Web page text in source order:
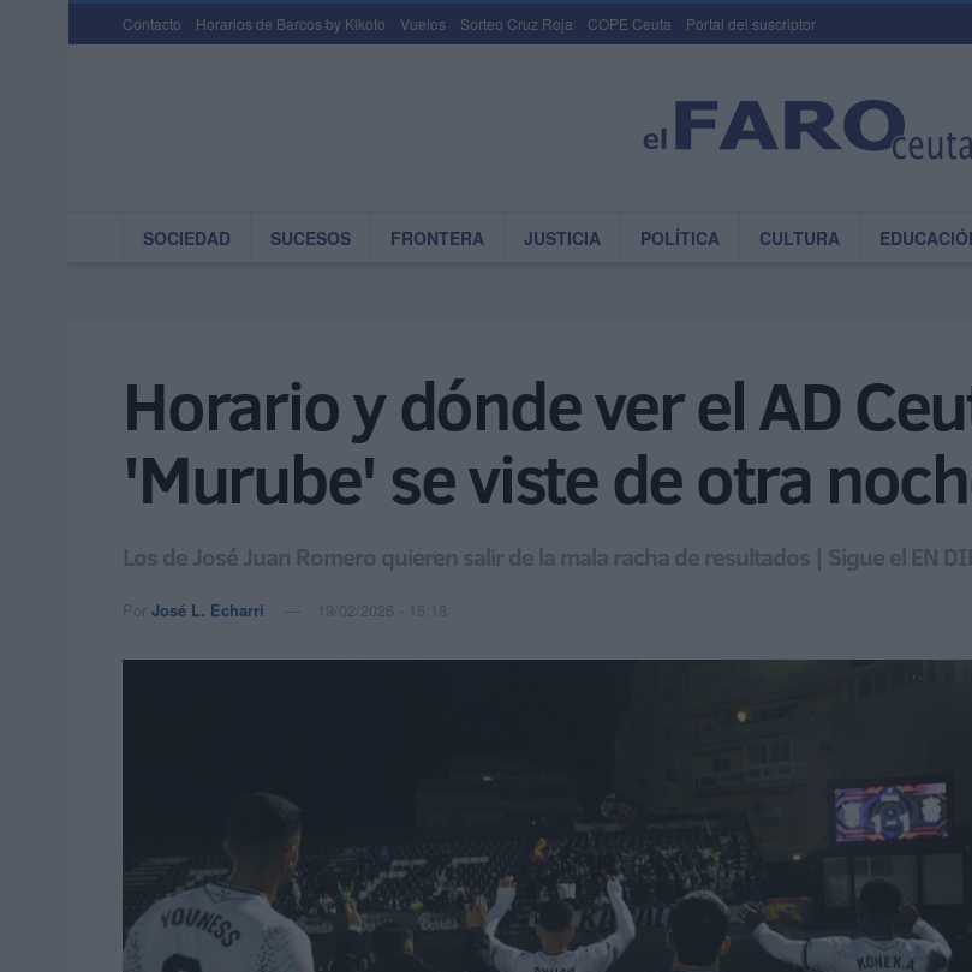
Contacto Horarios de Barcos by Kikoto Vuelos Sorteo Cruz Roja COPE Ceuta Portal del suscriptor
SOCIEDAD SUCESOS FRONTERA JUSTICIA POLÍTICA CULTURA
Horario y dónde ver el AD
'Murube' se viste de otra
Los de José Juan Romero quieren salir de la mala racha de resultados | Sigue el EN
Por José L. Echarri 19/02/2026 - 15:18